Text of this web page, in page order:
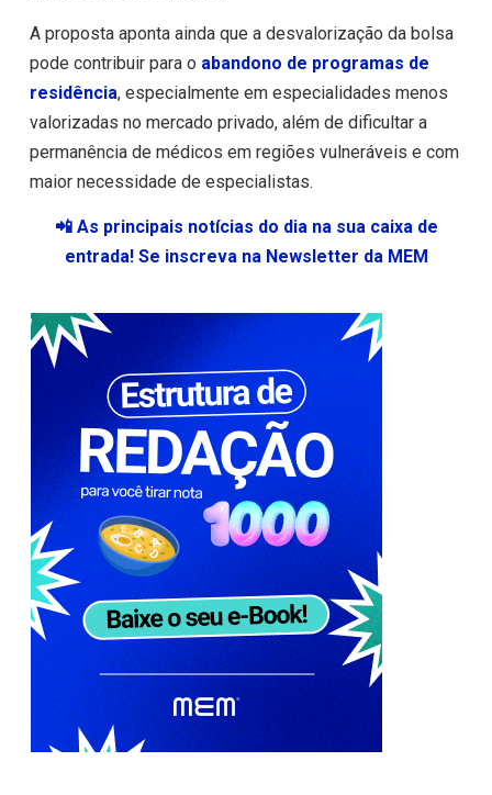
A proposta aponta ainda que a desvalorização da bolsa
pode contribuir para o abandono de programas de
residência, especialmente em especialidades menos
valorizadas no mercado privado, além de dificultar a
permanência de médicos em regiões vulneráveis e com
maior necessidade de especialistas.
📲 As principais notícias do dia na sua caixa de
entrada! Se inscreva na Newsletter da MEM